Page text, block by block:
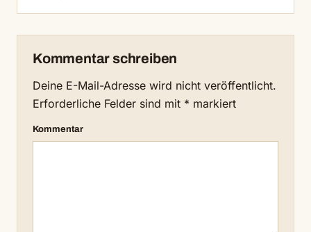
Kommentar schreiben
Deine E-Mail-Adresse wird nicht veröffentlicht.
Erforderliche Felder sind mit * markiert
Kommentar